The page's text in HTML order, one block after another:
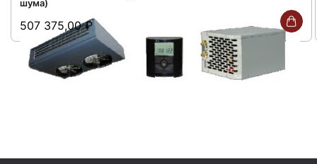
шума)
507 375,00₽